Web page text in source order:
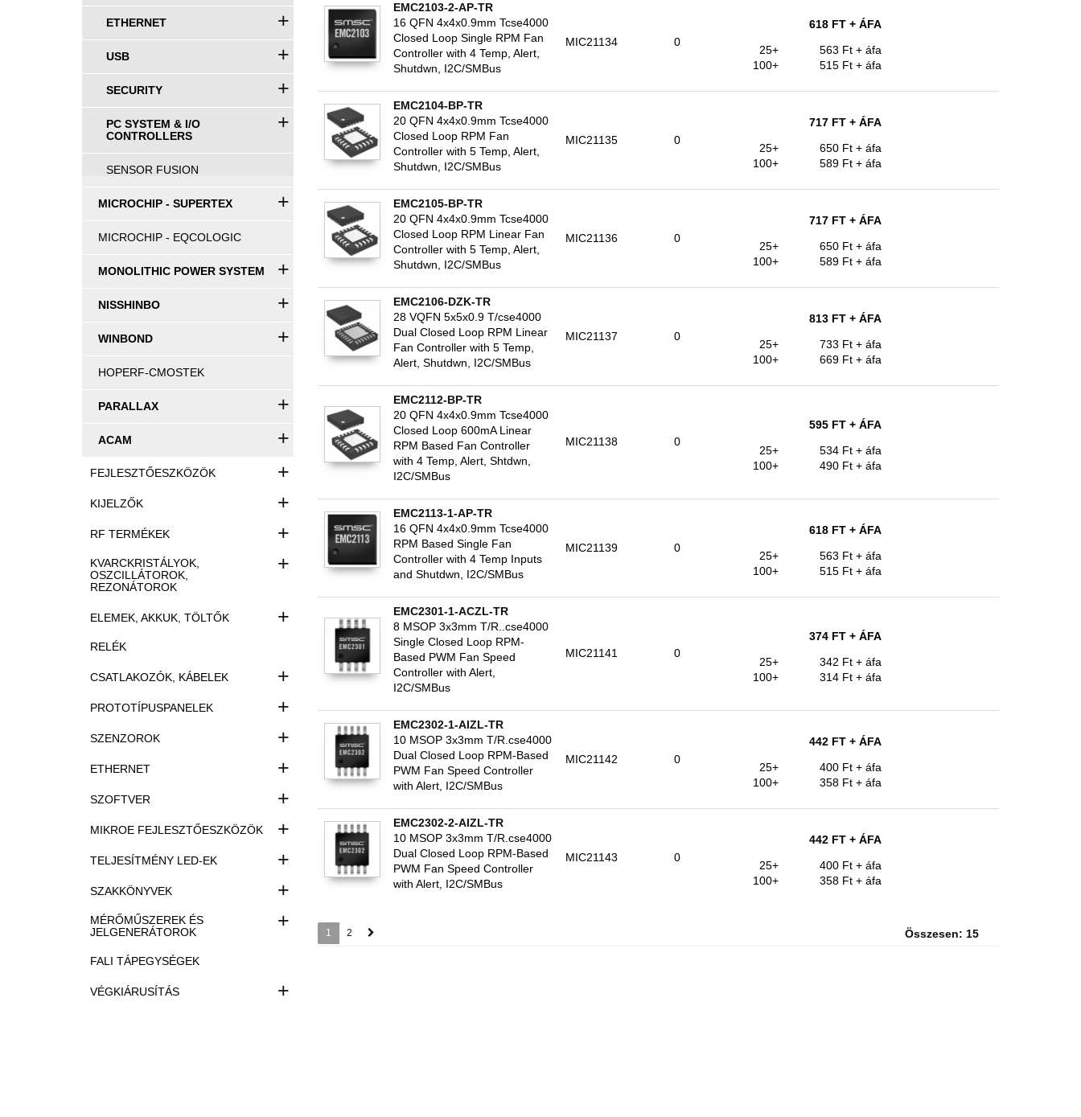
ETHERNET +
USB +
SECURITY +
PC SYSTEM & I/O
CONTROLLERS
+
SENSOR FUSION
MICROCHIP - SUPERTEX +
MICROCHIP - EQCOLOGIC
MONOLITHIC POWER SYSTEM +
NISSHINBO +
WINBOND +
HOPERF-CMOSTEK
PARALLAX +
ACAM +
FEJLESZTŐESZKÖZÖK +
KIJELZŐK +
RF TERMÉKEK +
KVARCKRISTÁLYOK,
OSZCILLÁTOROK,
REZONÁTOROK
+
ELEMEK, AKKUK, TÖLTŐK +
RELÉK
CSATLAKOZÓK, KÁBELEK +
PROTOTÍPUSPANELEK +
SZENZOROK +
ETHERNET +
SZOFTVER +
MIKROE FEJLESZTŐESZKÖZÖK +
TELJESÍTMÉNY LED-EK +
SZAKKÖNYVEK +
MÉRŐMŰSZEREK ÉS
JELGENERÁTOROK
+
FALI TÁPEGYSÉGEK
VÉGKIÁRUSÍTÁS +
EMC2103-2-AP-TR
16 QFN 4x4x0.9mm Tcse4000
Closed Loop Single RPM Fan
Controller with 4 Temp, Alert,
Shutdwn, I2C/SMBus
MIC21134 0
618 FT + ÁFA
25+
563 Ft + áfa
100+
515 Ft + áfa
EMC2104-BP-TR
20 QFN 4x4x0.9mm Tcse4000
Closed Loop RPM Fan
Controller with 5 Temp, Alert,
Shutdwn, I2C/SMBus
MIC21135 0
717 FT + ÁFA
25+
650 Ft + áfa
100+
589 Ft + áfa
EMC2105-BP-TR
20 QFN 4x4x0.9mm Tcse4000
Closed Loop RPM Linear Fan
Controller with 5 Temp, Alert,
Shutdwn, I2C/SMBus
MIC21136 0
717 FT + ÁFA
25+
650 Ft + áfa
100+
589 Ft + áfa
EMC2106-DZK-TR
28 VQFN 5x5x0.9 T/cse4000
Dual Closed Loop RPM Linear
Fan Controller with 5 Temp,
Alert, Shutdwn, I2C/SMBus
MIC21137 0
813 FT + ÁFA
25+
733 Ft + áfa
100+
669 Ft + áfa
EMC2112-BP-TR
20 QFN 4x4x0.9mm Tcse4000
Closed Loop 600mA Linear
RPM Based Fan Controller
with 4 Temp, Alert, Shtdwn,
I2C/SMBus
MIC21138 0
595 FT + ÁFA
25+
534 Ft + áfa
100+
490 Ft + áfa
EMC2113-1-AP-TR
16 QFN 4x4x0.9mm Tcse4000
RPM Based Single Fan
Controller with 4 Temp Inputs
and Shutdwn, I2C/SMBus
MIC21139 0
618 FT + ÁFA
25+
563 Ft + áfa
100+
515 Ft + áfa
EMC2301-1-ACZL-TR
8 MSOP 3x3mm T/R..cse4000
Single Closed Loop RPM-
Based PWM Fan Speed
Controller with Alert,
I2C/SMBus
MIC21141 0
374 FT + ÁFA
25+
342 Ft + áfa
100+
314 Ft + áfa
EMC2302-1-AIZL-TR
10 MSOP 3x3mm T/R.cse4000
Dual Closed Loop RPM-Based
PWM Fan Speed Controller
with Alert, I2C/SMBus
MIC21142 0
442 FT + ÁFA
25+
400 Ft + áfa
100+
358 Ft + áfa
EMC2302-2-AIZL-TR
10 MSOP 3x3mm T/R.cse4000
Dual Closed Loop RPM-Based
PWM Fan Speed Controller
with Alert, I2C/SMBus
MIC21143 0
442 FT + ÁFA
25+
400 Ft + áfa
100+
358 Ft + áfa
1 2 Összesen: 15